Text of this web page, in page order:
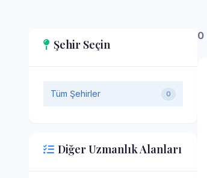
Şehir Seçin
Tüm Şehirler 0
Diğer Uzmanlık Alanları
0